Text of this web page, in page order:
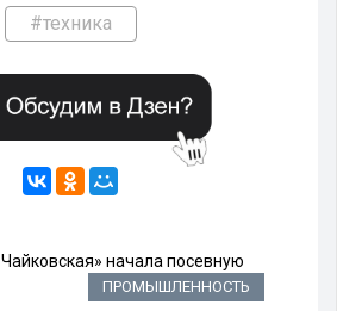
#техника
ПРОМЫШЛЕННОСТЬ